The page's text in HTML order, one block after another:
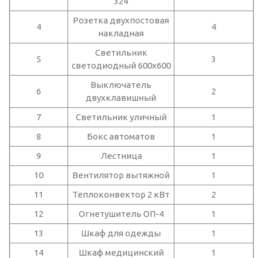
4
Розетка двухпостовая
накладная
4
5
Светильник
светодиодный 600x600
3
6
Выключатель
двухклавишный
2
7 Светильник уличный
1
8
Бокс автоматов
1
9
Лестница
1
10
Вентилятор вытяжной
1
11
Теплоконвектор 2 кВт
2
12
Огнетушитель ОП-4
1
13
Шкаф для одежды
1
14
Шкаф медицинский
1